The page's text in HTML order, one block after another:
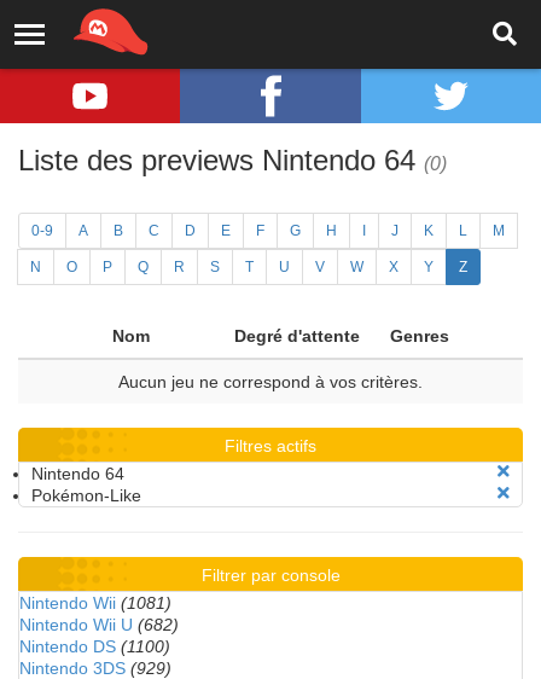
Liste des previews Nintendo 64 (0)
0-9 A B C D E F G H J K L M
N O P Q R S T U V W X Y Z
Nom Degré d'attente Genres
Aucun jeu ne correspond à vos critères.
Filtres actifs
Nintendo 64
Pokémon-Like
Filtrer par console
Nintendo Wii (1081)
Nintendo Wii U (682)
Nintendo DS (1100)
Nintendo 3DS (929)